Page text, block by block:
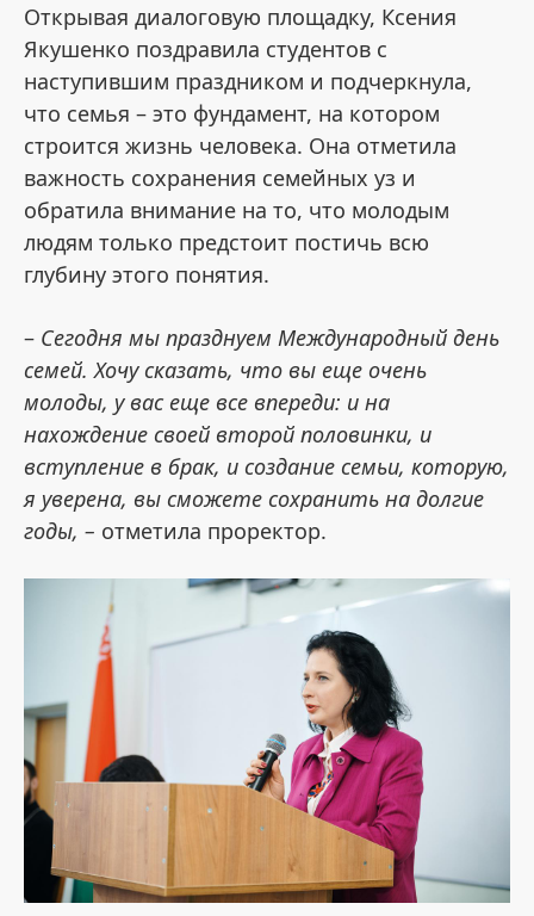
Открывая диалоговую площадку, Ксения
Якушенко поздравила студентов с
наступившим праздником и подчеркнула,
что семья – это фундамент, на котором
строится жизнь человека. Она отметила
важность сохранения семейных уз и
обратила внимание на то, что молодым
людям только предстоит постичь всю
глубину этого понятия.
– Сегодня мы празднуем Международный день
семей. Хочу сказать, что вы еще очень
молоды, у вас еще все впереди: и на
нахождение своей второй половинки, и
вступление в брак, и создание семьи, которую,
я уверена, вы сможете сохранить на долгие
годы, – отметила проректор.